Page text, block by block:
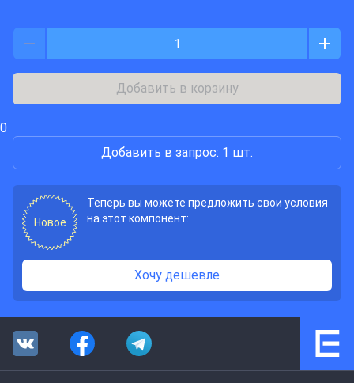
Добавить в корзину
0
Добавить в запрос: 1 шт.
Новое
Теперь вы можете предложить свои условия
на этот компонент:
Хочу дешевле